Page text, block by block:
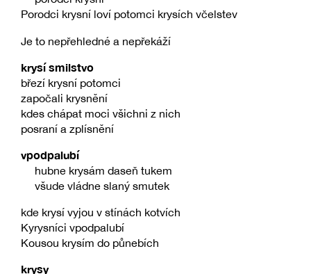
Porodci krysní loví potomci krysích včelstev
Je to nepřehledné a nepřekáží
krysí smilstvo
březí krysní potomci
započali krysnění
kdes chápat moci všichni z nich
posraní a zplísnění
vpodpalubí
hubne krysám daseň tukem
všude vládne slaný smutek
kde krysí vyjou v stínách kotvích
Kyrysníci vpodpalubí
Kousou krysím do půnebích
krysy